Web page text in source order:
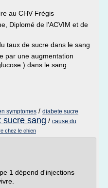
au CHV Frégis
Diplomé de l'ACVIM et de
taux de sucre dans le sang
par une augmentation
) dans le sang....
symptomes / diabete sucre
sucre sang / cause du
chez le chien
1 dépend d'injections